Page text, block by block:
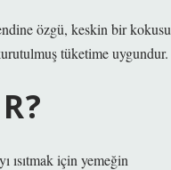
özgü, keskin bir kokusu
tüketime uygundur.
ısıtmak için yemeğin